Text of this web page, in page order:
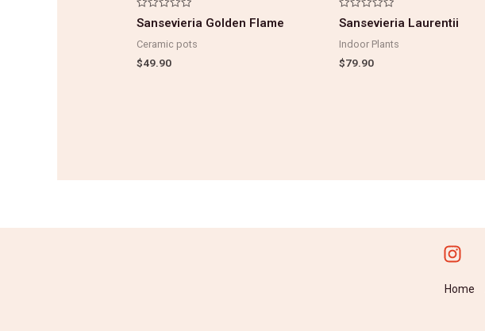
Note
0
5
Sansevieria Golden Flame
Ceramic pots
$49.90
Note
0
5
Sansevieria Laurentii
Indoor Plants
$79.90
Home